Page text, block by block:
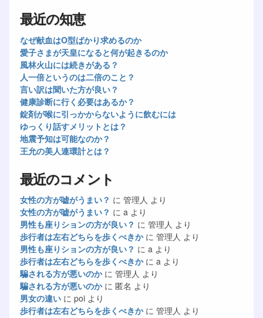
最近の知恵
なぜ献血はO型ばかり求めるのか
愛子さまが天皇になると何が起きるのか
風林火山には続きがある？
人一倍というのは二倍のこと？
言い訳は聞いた方が良い？
健康診断に行く必要はあるか？
錠剤が喉に引っかからないように飲むには
ゆっくり話すメリットとは？
地震予知は可能なのか？
王允の美人連環計とは？
最近のコメント
女性の方が嘘がうまい？ に 管理人 より
女性の方が嘘がうまい？ に aより
男性も座りションの方が良い？ に 管理人 より
歩行者は左右どちらを歩くべきかに 管理人 より
男性も座りションの方が良い？ に aより
歩行者は左右どちらを歩くべきかに aより
騙される方が悪いのかに 管理人 より
騙される方が悪いのかに 匿名 より
男女の違いに poiより
歩行者は左右どちらを歩くべきかに 管理人 より